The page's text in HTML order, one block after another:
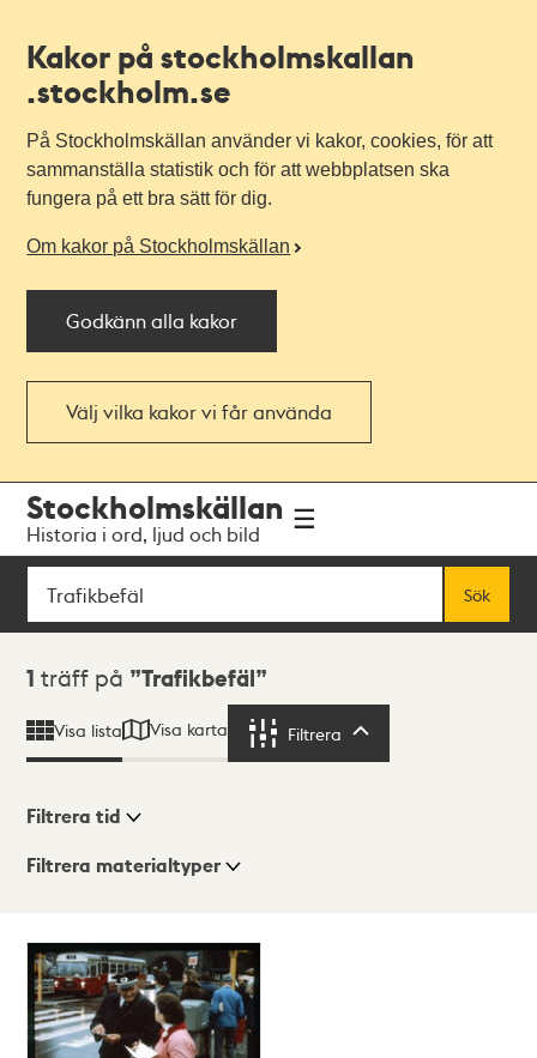
Kakor på stockholmskallan
.stockholm.se
På Stockholmskällan använder vi kakor, cookies, för att
sammanställa statistik och för att webbplatsen ska
fungera på ett bra sätt för dig.
Om kakor på Stockholmskällan
Godkänn alla kakor
Välj vilka kakor vi får använda
navigationen
huvudinnehållet
Stockholmskällan
Historia i ord, ljud och bild
Sök
Sök
Sökresultat
1 träff på Trafikbefäl
Visa lista Visa karta Filtrera
Visningsläge
Lista
Karta
Filtrera tid
Filtrera materialtyper
träffar